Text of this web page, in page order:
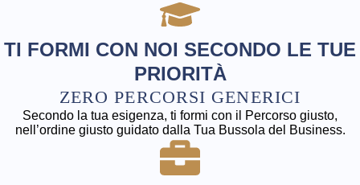
TI FORMI CON NOI SECONDO LE TUE
PRIORITÀ​
ZERO PERCORSI GENERICI​
Secondo la tua esigenza, ti formi con il Percorso giusto,
nell’ordine giusto guidato dalla Tua Bussola del Business.